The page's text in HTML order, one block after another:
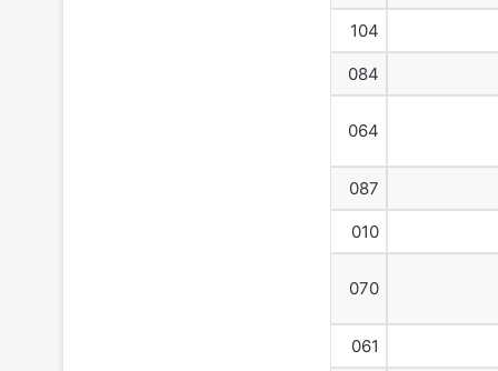
104
084
064
087
010
070
061